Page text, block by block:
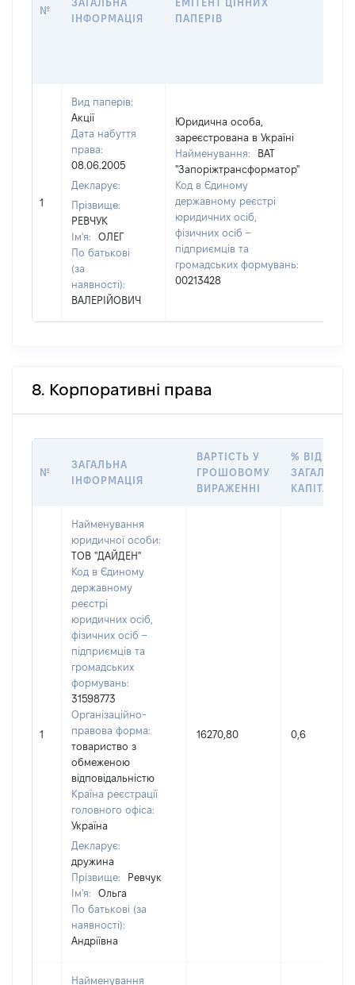
№
ЗАГАЛЬНА
ІНФОРМАЦІЯ
ЕМІТЕНТ ЦІННИХ
ПАПЕРІВ
1
Вид паперів:
Акції
Дата набуття
права:
08.06.2005
Декларує:
Прізвище:
РЕВЧУК
Ім'я:
ОЛЕГ
По батькові
(за
наявності):
ВАЛЕРІЙОВИЧ
Юридична особа,
зареєстрована в Україні
Найменування:
ВАТ
"Запоріжтрансформатор"
Код в Єдиному
державному реєстрі
юридичних осіб,
фізичних осіб –
підприємців та
громадських формувань:
00213428
8. Корпоративні права
№
ЗАГАЛЬНА
ІНФОРМАЦІЯ
ВАРТІСТЬ У
ГРОШОВОМУ
ВИРАЖЕННІ
% ВІД
КАПІТАЛУ
1
Найменування
юридичної особи:
ТОВ "ДАЙДЕН"
Код в Єдиному
державному
реєстрі
юридичних осіб,
фізичних осіб –
підприємців та
громадських
формувань:
31598773
Організаційно-
правова форма:
товариство з
обмеженою
відповідальністю
Країна реєстрації
головного офіса:
Україна
Декларує:
дружина
Прізвище:
Ревчук
Ім'я:
Ольга
По батькові (за
наявності):
Андріївна
16270,80 0,6
Найменування